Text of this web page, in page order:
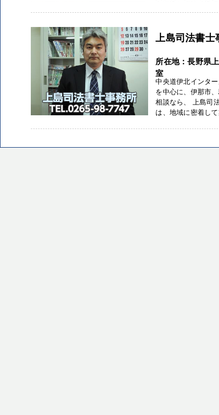
上島司法書士
所在地：長野県
室
中央道伊北インタ
を中心に、伊那市
相談なら、 上島司
は、地域に密着し